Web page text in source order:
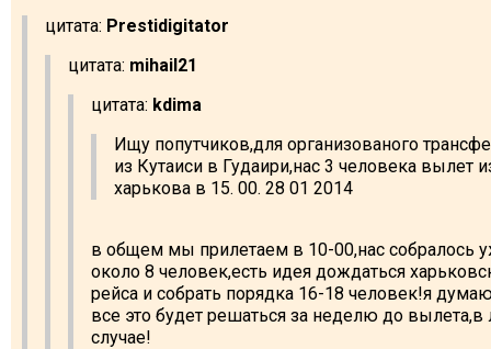
цитата: Prestidigitator
цитата: mihail21
цитата: kdima
Ищу попутчиков,для организованого
из Кутаиси в Гудаири,нас 3 человека вылет
харькова в 15. 00. 28 01 2014
в общем мы прилетаем в 10-00,нас собралось
около 8 человек,есть идея дождаться
рейса и собрать порядка 16-18 человек!я
все это будет решаться за неделю до
случае!